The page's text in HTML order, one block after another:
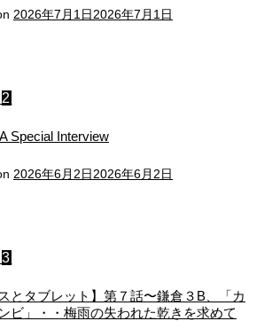
2026年7月1日2026年7月1日
2
Special Interview
2026年6月2日2026年6月2日
3
とタブレット】第７話〜鎌倉３B、「カ
ビ」・・梅雨の失われた乾きを求めて